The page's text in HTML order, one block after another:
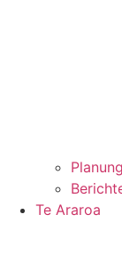
Te Araroa